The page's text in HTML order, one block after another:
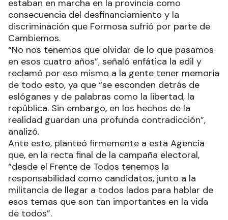
estaban en marcha en la provincia como
consecuencia del desfinanciamiento y la
discriminación que Formosa sufrió por parte de
Cambiemos.
“No nos tenemos que olvidar de lo que pasamos
en esos cuatro años”, señaló enfática la edil y
reclamó por eso mismo a la gente tener memoria
de todo esto, ya que “se esconden detrás de
eslóganes y de palabras como la libertad, la
república. Sin embargo, en los hechos de la
realidad guardan una profunda contradicción”,
analizó.
Ante esto, planteó firmemente a esta Agencia
que, en la recta final de la campaña electoral,
“desde el Frente de Todos tenemos la
responsabilidad como candidatos, junto a la
militancia de llegar a todos lados para hablar de
esos temas que son tan importantes en la vida
de todos”.